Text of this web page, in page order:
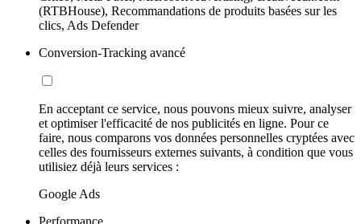
(RTBHouse), Recommandations de produits basées sur les
clics, Ads Defender
Conversion-Tracking avancé
En acceptant ce service, nous pouvons mieux suivre, analyser
et optimiser l'efficacité de nos publicités en ligne. Pour ce
faire, nous comparons vos données personnelles cryptées avec
celles des fournisseurs externes suivants, à condition que vous
utilisiez déjà leurs services :
Google Ads